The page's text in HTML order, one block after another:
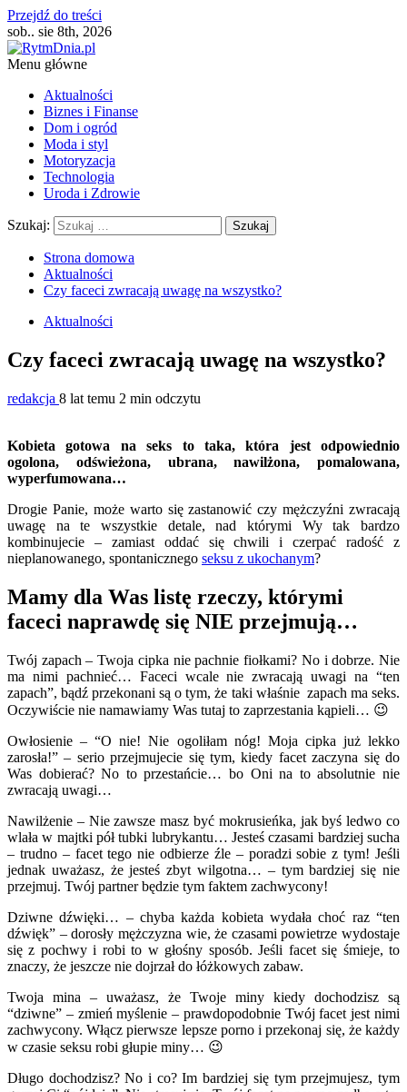
Przejdź do treści
sob.. sie 8th, 2026
Menu główne
Aktualności
Biznes i Finanse
Dom i ogród
Moda i styl
Motoryzacja
Technologia
Uroda i Zdrowie
Szukaj:
Strona domowa
Aktualności
Czy faceci zwracają uwagę na wszystko?
Aktualności
Czy faceci zwracają uwagę na wszystko?
redakcja 8 lat temu 2 min odczytu
Kobieta gotowa na seks to taka, która jest odpowiednio
ogolona, odświeżona, ubrana, nawilżona, pomalowana,
wyperfumowana…
Drogie Panie, może warto się zastanowić czy mężczyźni zwracają
uwagę na te wszystkie detale, nad którymi Wy tak bardzo
kombinujecie – zamiast oddać się chwili i czerpać radość z
nieplanowanego, spontanicznego seksu z ukochanym?
Mamy dla Was listę rzeczy, którymi
faceci naprawdę się NIE przejmują…
Twój zapach – Twoja cipka nie pachnie fiołkami? No i dobrze. Nie
ma nimi pachnieć… Faceci wcale nie zwracają uwagi na “ten
zapach”, bądź przekonani są o tym, że taki właśnie zapach ma seks.
Oczywiście nie namawiamy Was tutaj to zaprzestania kąpieli… 😉
Owłosienie – “O nie! Nie ogoliłam nóg! Moja cipka już lekko
zarosła!” – serio przejmujecie się tym, kiedy facet zaczyna się do
Was dobierać? No to przestańcie… bo Oni na to absolutnie nie
zwracają uwagi…
Nawilżenie – Nie zawsze masz być mokrusieńka, jak byś ledwo co
wlała w majtki pół tubki lubrykantu… Jesteś czasami bardziej sucha
– trudno – facet tego nie odbierze źle – poradzi sobie z tym! Jeśli
jednak uważasz, że jesteś zbyt wilgotna… – tym bardziej się nie
przejmuj. Twój partner będzie tym faktem zachwycony!
Dziwne dźwięki… – chyba każda kobieta wydała choć raz “ten
dźwięk” – dorosły mężczyzna wie, że czasami powietrze wydostaje
się z pochwy i robi to w głośny sposób. Jeśli facet się śmieje, to
znaczy, że jeszcze nie dojrzał do łóżkowych zabaw.
Twoja mina – uważasz, że Twoje miny kiedy dochodzisz są
“dziwne” – zmień myślenie – prawdopodobnie Twój facet jest nimi
zachwycony. Włącz pierwsze lepsze porno i przekonaj się, że każdy
w czasie seksu robi głupie miny… 😉
Długo dochodzisz? No i co? Im bardziej się tym przejmujesz, tym